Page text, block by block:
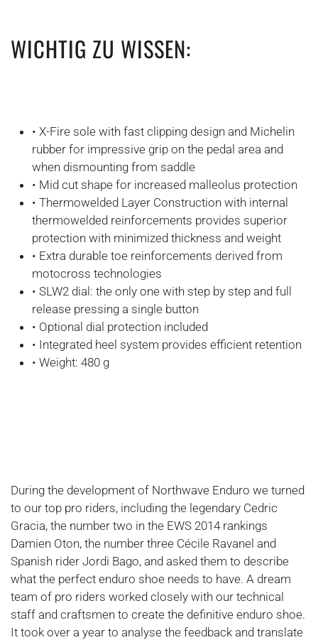
WICHTIG ZU WISSEN:
• X-Fire sole with fast clipping design and Michelin
rubber for impressive grip on the pedal area and
when dismounting from saddle
• Mid cut shape for increased malleolus protection
• Thermowelded Layer Construction with internal
thermowelded reinforcements provides superior
protection with minimized thickness and weight
• Extra durable toe reinforcements derived from
motocross technologies
• SLW2 dial: the only one with step by step and full
release pressing a single button
• Optional dial protection included
• Integrated heel system provides efficient retention
• Weight: 480 g
During the development of Northwave Enduro we turned
to our top pro riders, including the legendary Cedric
Gracia, the number two in the EWS 2014 rankings
Damien Oton, the number three Cécile Ravanel and
Spanish rider Jordi Bago, and asked them to describe
what the perfect enduro shoe needs to have. A dream
team of pro riders worked closely with our technical
staff and craftsmen to create the definitive enduro shoe.
It took over a year to analyse the feedback and translate